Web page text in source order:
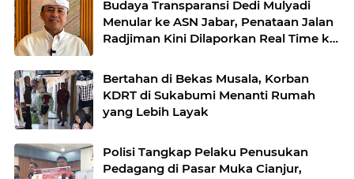
Budaya Transparansi Dedi Mulyadi
Menular ke ASN Jabar, Penataan Jalan
Radjiman Kini Dilaporkan Real Time ke
Bertahan di Bekas Musala, Korban
KDRT di Sukabumi Menanti Rumah
yang Lebih Layak
Polisi Tangkap Pelaku Penusukan
Pedagang di Pasar Muka Cianjur,